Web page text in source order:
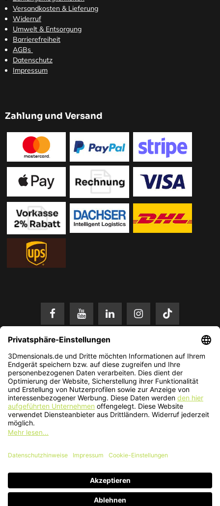
Versandkosten & Lieferung
Widerruf
Umwelt & Entsorgung
Barrierefreiheit
AGBs
Datenschutz
Impressum
Zahlung und Versand
* Alle Preise in EUR inkl. gesetzl. Mehrwertsteuer zzgl. Versandkosten.
Änderungen und Irrtümer vorbehalten. Nur solange der Vorrat reicht.
© 2026 3Dmensionals / PONTIALIS GmbH & Co. KG - All Rights Reserved.​
Kundenbewertung